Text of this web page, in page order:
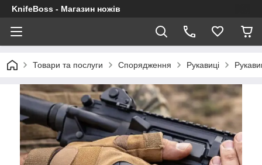
KnifeBoss - Магазин ножів
Товари та послуги Спорядження Рукавиці